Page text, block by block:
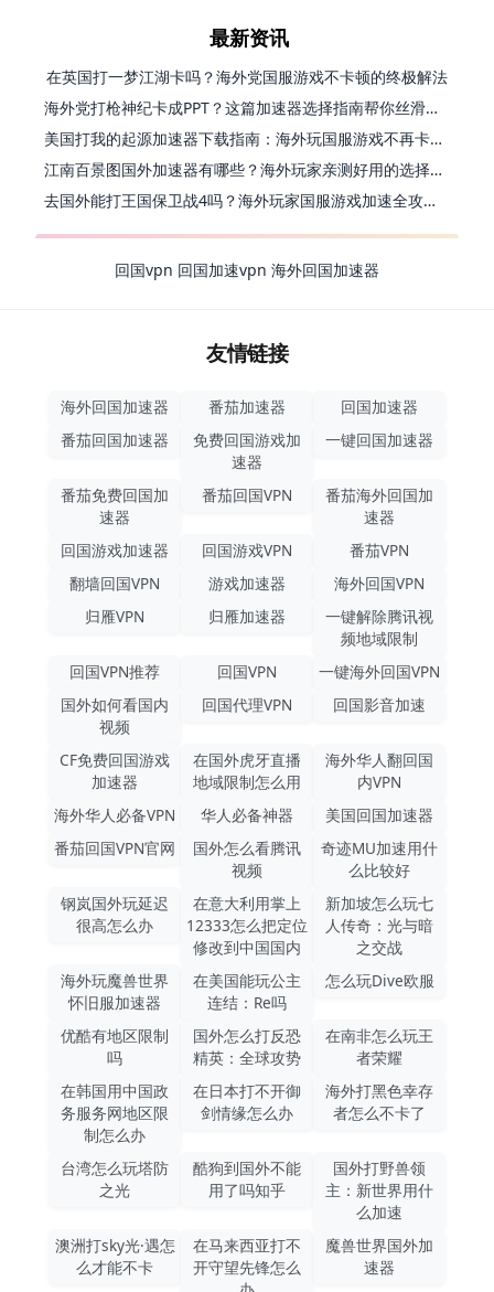
最新资讯
在英国打一梦江湖卡吗？海外党国服游戏不卡顿的终极解法
海外党打枪神纪卡成PPT？这篇加速器选择指南帮你丝滑上分
美国打我的起源加速器下载指南：海外玩国服游戏不再卡的终极方案
江南百景图国外加速器有哪些？海外玩家亲测好用的选择与避坑指南
去国外能打王国保卫战4吗？海外玩家国服游戏加速全攻略（附公主连结幻想江湖实测）
回国vpn 回国加速vpn 海外回国加速器
友情链接
海外回国加速器 番茄加速器
回国加速器
番茄回国加速器
免费回国游戏加
速器
一键回国加速器
番茄免费回国加
速器
番茄回国VPN
番茄海外回国加
速器
回国游戏加速器
回国游戏VPN
番茄VPN
翻墙回国VPN
游戏加速器
海外回国VPN
归雁VPN
归雁加速器
一键解除腾讯视
频地域限制
回国VPN推荐
回国VPN
一键海外回国VPN
国外如何看国内
视频
回国代理VPN 回国影音加速
CF免费回国游戏
加速器
在国外虎牙直播
地域限制怎么用
海外华人翻回国
内VPN
海外华人必备VPN
华人必备神器
美国回国加速器
番茄回国VPN官网
国外怎么看腾讯
视频
奇迹MU加速用什
么比较好
钢岚国外玩延迟
很高怎么办
在意大利用掌上
12333怎么把定位
修改到中国国内
新加坡怎么玩七
人传奇：光与暗
之交战
海外玩魔兽世界
怀旧服加速器
在美国能玩公主
连结：Re吗
怎么玩Dive欧服
优酷有地区限制
吗
国外怎么打反恐
精英：全球攻势
在南非怎么玩王
者荣耀
在韩国用中国政
务服务网地区限
制怎么办
在日本打不开御
剑情缘怎么办
海外打黑色幸存
者怎么不卡了
台湾怎么玩塔防
之光
酷狗到国外不能
用了吗知乎
国外打野兽领
主：新世界用什
么加速
澳洲打sky光·遇怎
么才能不卡
在马来西亚打不
开守望先锋怎么
魔兽世界国外加
速器